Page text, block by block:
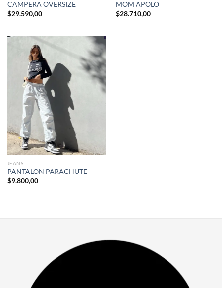
CAMPERA OVERSIZE
$29.590,00
MOM APOLO
$28.710,00
JEANS
PANTALON PARACHUTE
$9.800,00